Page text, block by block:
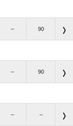
– 90
– 90
– –